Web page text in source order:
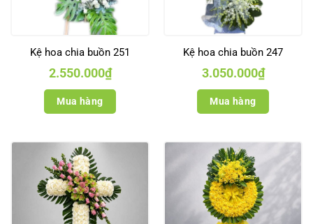
Kệ hoa chia buồn 251
2.550.000₫
Mua hàng
Kệ hoa chia buồn 247
3.050.000₫
Mua hàng